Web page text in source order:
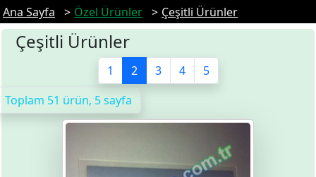
Ana Sayfa Özel Ürünler Çeşitli Ürünler
Çeşitli Ürünler
1 2 3 4
5
Toplam 51 ürün, 5 sayfa